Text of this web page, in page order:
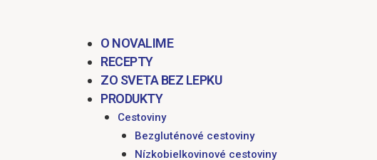
O NOVALIME
RECEPTY
ZO SVETA BEZ LEPKU
PRODUKTY
Cestoviny
Bezgluténové cestoviny
Nízkobielkovinové cestoviny